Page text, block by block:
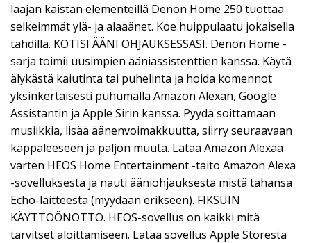
laajan kaistan elementeillä Denon Home 250 tuottaa
selkeimmät ylä- ja alaäänet. Koe huippulaatu jokaisella
tahdilla. KOTISI ÄÄNI OHJAUKSESSASI. Denon Home -
sarja toimii uusimpien ääniassistenttien kanssa. Käytä
älykästä kaiutinta tai puhelinta ja hoida komennot
yksinkertaisesti puhumalla Amazon Alexan, Google
Assistantin ja Apple Sirin kanssa. Pyydä soittamaan
musiikkia, lisää äänenvoimakkuutta, siirry seuraavaan
kappaleeseen ja paljon muuta. Lataa Amazon Alexaa
varten HEOS Home Entertainment -taito Amazon Alexa
-sovelluksesta ja nauti ääniohjauksesta mistä tahansa
Echo-laitteesta (myydään erikseen). FIKSUIN
KÄYTTÖÖNOTTO. HEOS-sovellus on kaikki mitä
tarvitset aloittamiseen. Lataa sovellus Apple Storesta